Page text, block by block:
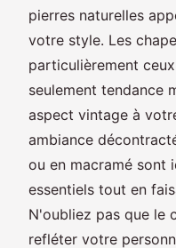
pierres naturelles
votre style. Les
particulièrement
seulement tendance
aspect vintage à
ambiance
ou en macramé sont
essentiels tout en
N'oubliez pas que le
refléter votre